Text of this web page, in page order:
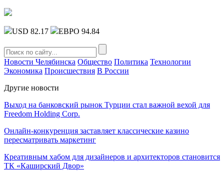
USD 82.17 ЕВРО 94.84
Новости Челябинска Общество Политика Технологии
Экономика Происшествия В России
Другие новости
Выход на банковский рынок Турции стал важной вехой для
Freedom Holding Corp.
Онлайн-конкуренция заставляет классические казино
пересматривать маркетинг
Креативным хабом для дизайнеров и архитекторов становится
ТК «Каширский Двор»